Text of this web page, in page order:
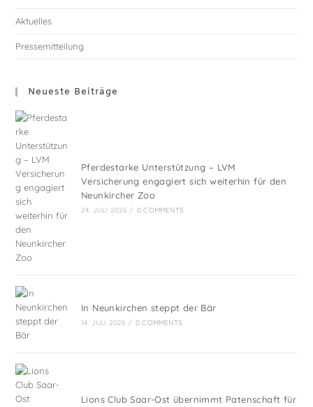
Aktuelles
Pressemitteilung
Neueste Beiträge
Pferdestarke Unterstützung – LVM
Versicherung engagiert sich weiterhin für den
Neunkircher Zoo
24. JULI 2026 / 0 COMMENTS
In Neunkirchen steppt der Bär
14. JULI 2026 / 0 COMMENTS
Lions Club Saar-Ost übernimmt Patenschaft für